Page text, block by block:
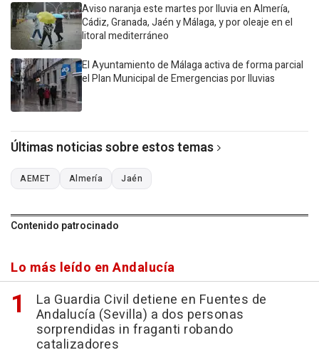
Aviso naranja este martes por lluvia en Almería,
Cádiz, Granada, Jaén y Málaga, y por oleaje en el
litoral mediterráneo
El Ayuntamiento de Málaga activa de forma parcial
el Plan Municipal de Emergencias por lluvias
Últimas noticias sobre estos temas
AEMET Almería Jaén
Contenido patrocinado
Lo más leído en Andalucía
La Guardia Civil detiene en Fuentes de
Andalucía (Sevilla) a dos personas
sorprendidas in fraganti robando
catalizadores